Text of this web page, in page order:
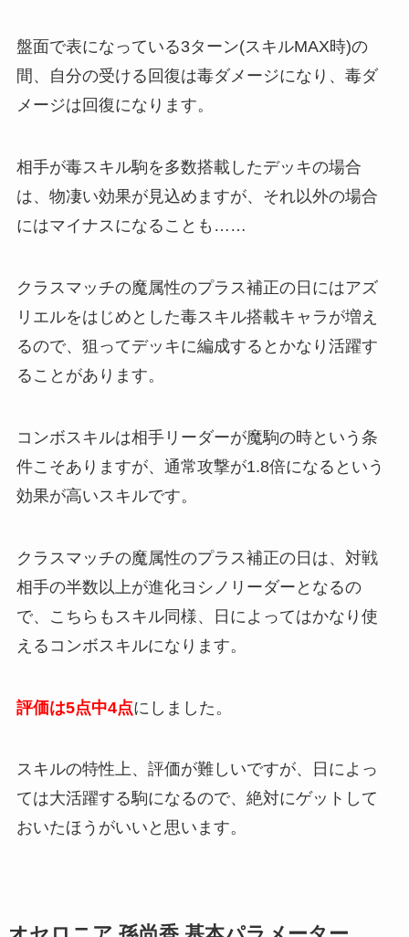
盤面で表になっている3ターン(スキルMAX時)の
間、自分の受ける回復は毒ダメージになり、毒ダ
メージは回復になります。
相手が毒スキル駒を多数搭載したデッキの場合
は、物凄い効果が見込めますが、それ以外の場合
にはマイナスになることも……
クラスマッチの魔属性のプラス補正の日にはアズ
リエルをはじめとした毒スキル搭載キャラが増え
るので、狙ってデッキに編成するとかなり活躍す
ることがあります。
コンボスキルは相手リーダーが魔駒の時という条
件こそありますが、通常攻撃が1.8倍になるという
効果が高いスキルです。
クラスマッチの魔属性のプラス補正の日は、対戦
相手の半数以上が進化ヨシノリーダーとなるの
で、こちらもスキル同様、日によってはかなり使
えるコンボスキルになります。
評価は5点中4点にしました。
スキルの特性上、評価が難しいですが、日によっ
ては大活躍する駒になるので、絶対にゲットして
おいたほうがいいと思います。